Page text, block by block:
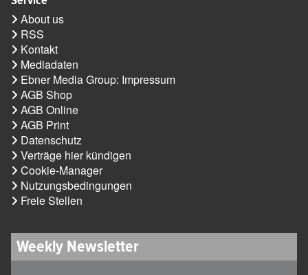
About us
RSS
Kontakt
Mediadaten
Ebner Media Group: Impressum
AGB Shop
AGB Online
AGB Print
Datenschutz
Verträge hier kündigen
Cookie-Manager
Nutzungsbedingungen
Freie Stellen
Weekly Newsletter